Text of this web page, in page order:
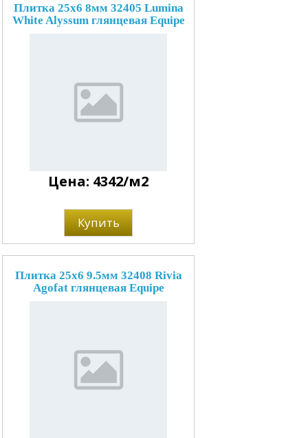
Плитка 25x6 8мм 32405 Lumina
White Alyssum глянцевая Equipe
Цена: 4342/м2
Купить
Плитка 25x6 9.5мм 32408 Rivia
Agofat глянцевая Equipe